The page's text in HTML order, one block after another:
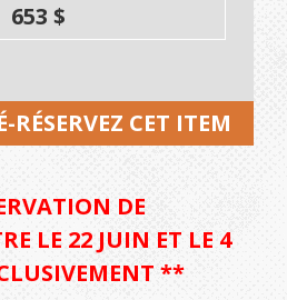
653 $
RÉSERVEZ CET ITEM
DE
LE 22 JUIN ET LE 4
**